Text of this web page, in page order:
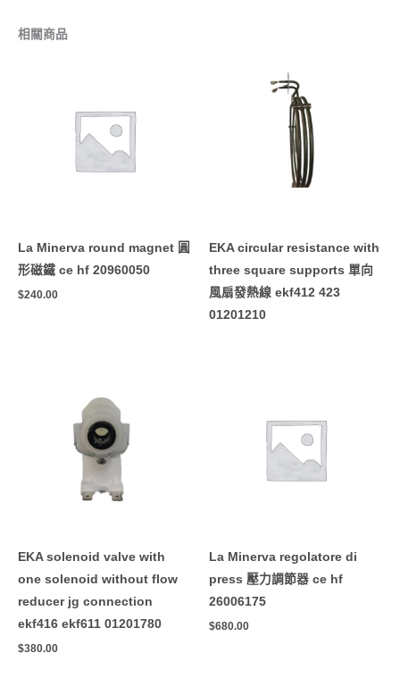
相關商品
La Minerva round magnet 圓
形磁鐵 ce hf 20960050
$240.00
EKA circular resistance with
three square supports 單向
風扇發熱線 ekf412 423
01201210
EKA solenoid valve with
one solenoid without flow
reducer jg connection
ekf416 ekf611 01201780
$380.00
La Minerva regolatore di
press 壓力調節器 ce hf
26006175
$680.00